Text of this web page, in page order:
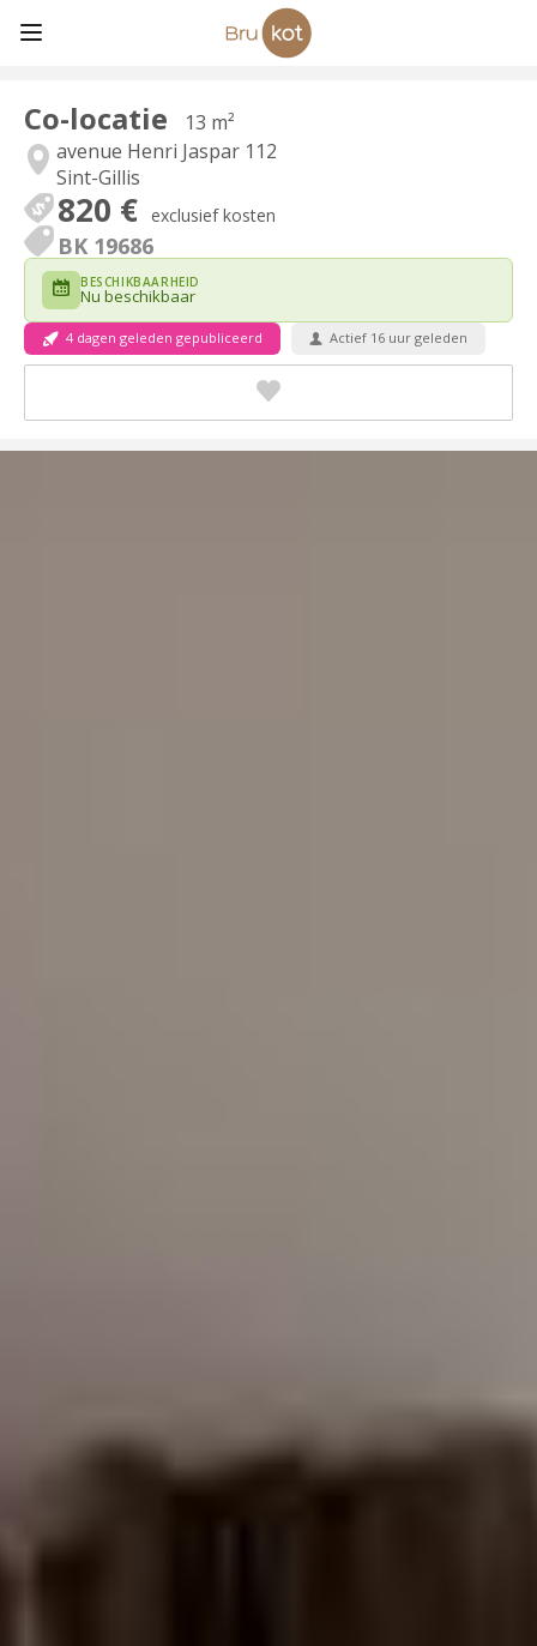
Co-locatie
13 m²
avenue Henri Jaspar 112
Sint-Gillis
820 € exclusief kosten
BK 19686
BESCHIKBAARHEID
Nu beschikbaar
4 dagen geleden gepubliceerd Actief 16 uur geleden